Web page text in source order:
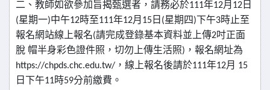
二、教師如欲參加旨揭甄選者，請務必於111年12月 12 日
(星期一)中午12時至111年12月 15 日 (星期四) 下午3時止至
報名網站線上報名(請完成登錄基本資料並上傳2吋正面
脫 帽半身彩色證件照，切勿上傳生活照) ，報名網址為
https://chpds.chc.edu.tw/ ，線上報名後請於111年12月 15
日下午11時59分前繳費。